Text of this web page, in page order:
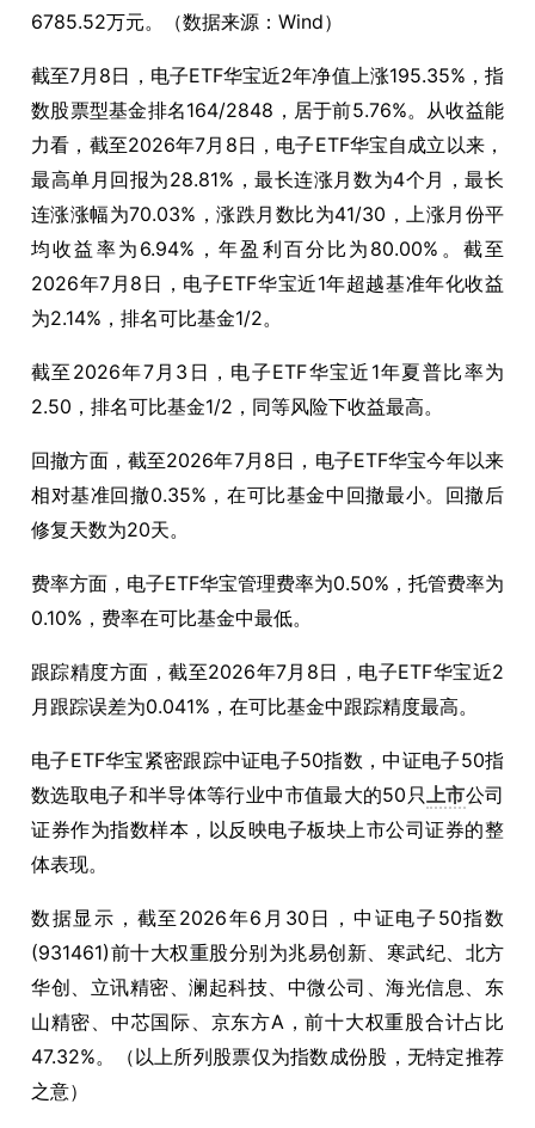
6785.52万元。（数据来源：Wind）
截至7月8日，电子ETF华宝近2年净值上涨195.35%，指
数股票型基金排名164/2848，居于前5.76%。从收益能
力看，截至2026年7月8日，电子ETF华宝自成立以来，
最高单月回报为28.81%，最长连涨月数为4个月，最长
连涨涨幅为70.03%，涨跌月数比为41/30，上涨月份平
均收益率为6.94%，年盈利百分比为80.00%。截至
2026年7月8日，电子ETF华宝近1年超越基准年化收益
为2.14%，排名可比基金1/2。
截至2026年7月3日，电子ETF华宝近1年夏普比率为
2.50，排名可比基金1/2，同等风险下收益最高。
回撤方面，截至2026年7月8日，电子ETF华宝今年以来
相对基准回撤0.35%，在可比基金中回撤最小。回撤后
修复天数为20天。
费率方面，电子ETF华宝管理费率为0.50%，托管费率为
0.10%，费率在可比基金中最低。
跟踪精度方面，截至2026年7月8日，电子ETF华宝近2
月跟踪误差为0.041%，在可比基金中跟踪精度最高。
电子ETF华宝紧密跟踪中证电子50指数，中证电子50指
数选取电子和半导体等行业中市值最大的50只上市公司
证券作为指数样本，以反映电子板块上市公司证券的整
体表现。
数据显示，截至2026年6月30日，中证电子50指数
(931461)前十大权重股分别为兆易创新、寒武纪、北方
华创、立讯精密、澜起科技、中微公司、海光信息、东
山精密、中芯国际、京东方A，前十大权重股合计占比
47.32%。（以上所列股票仅为指数成份股，无特定推荐
之意）